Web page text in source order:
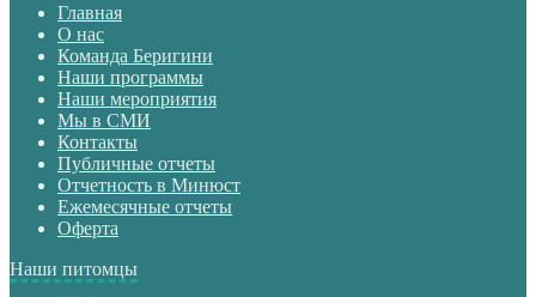
Главная
О нас
Команда Беригини
Наши программы
Наши мероприятия
Мы в СМИ
Контакты
Публичные отчеты
Отчетность в Минюст
Ежемесячные отчеты
Оферта
Наши питомцы